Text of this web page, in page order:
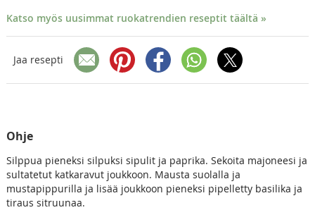
Katso myös uusimmat ruokatrendien reseptit täältä »
Jaa resepti
Ohje
Silppua pieneksi silpuksi sipulit ja paprika. Sekoita majoneesi ja
sultatetut katkaravut joukkoon. Mausta suolalla ja
mustapippurilla ja lisää joukkoon pieneksi pipelletty basilika ja
tiraus sitruunaa.